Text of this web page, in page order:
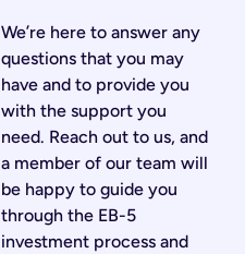
We’re here to answer any
questions that you may
have and to provide you
with the support you
need. Reach out to us, and
a member of our team will
be happy to guide you
through the EB-5
investment process and